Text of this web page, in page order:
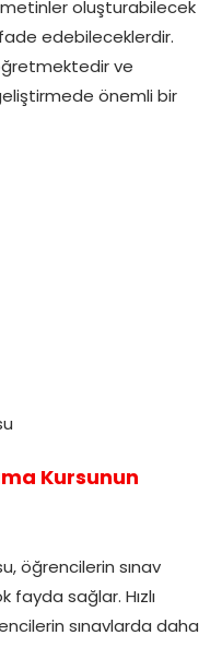
metinler oluşturabilecek
edebileceklerdir.
ve
önemli bir
Kursunun
öğrencilerin sınav
fayda sağlar. Hızlı
sınavlarda daha